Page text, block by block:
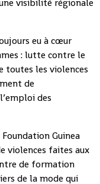
visibilité régionale
eu à cœur
: lutte contre le
toutes les violences
de
des
Guinea
violences faites aux
de formation
de la mode qui